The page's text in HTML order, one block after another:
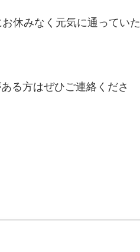
休みなく元気に通っていた
る方はぜひご連絡くださ